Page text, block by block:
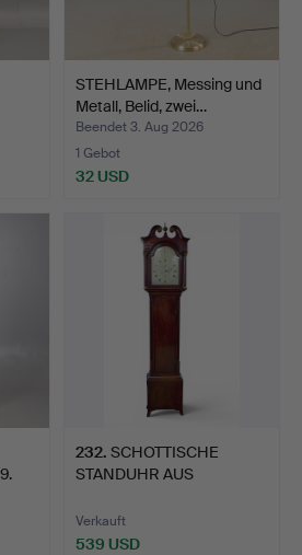
STEHLAMPE, Messing und
Metall, Belid, zwei…
Beendet 3. Aug 2026
1 Gebot
32 USD
232. SCHOTTISCHE
STANDUHR AUS
Verkauft
539 USD